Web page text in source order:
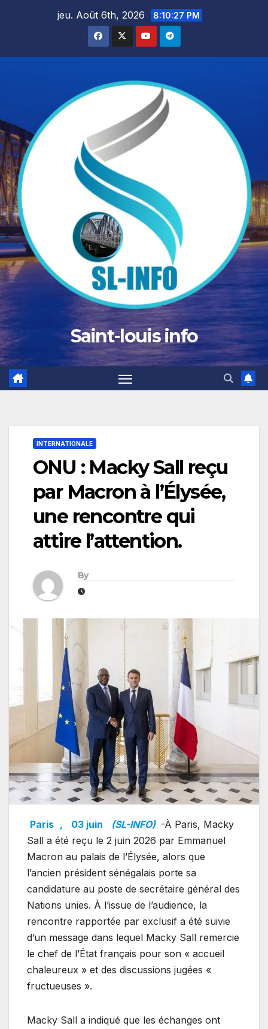
jeu. Août 6th, 2026 8:10:28 PM
Saint-louis info
INTERNATIONALE
ONU : Macky Sall reçu
par Macron à l’Élysée,
une rencontre qui
attire l’attention.
By
Paris , 03 juin (SL-INFO) -À Paris, Macky
Sall a été reçu le 2 juin 2026 par Emmanuel
Macron au palais de l’Élysée, alors que
l’ancien président sénégalais porte sa
candidature au poste de secrétaire général des
Nations unies. À l’issue de l’audience, la
rencontre rapportée par exclusif a été suivie
d’un message dans lequel Macky Sall remercie
le chef de l’État français pour son « accueil
chaleureux » et des discussions jugées «
fructueuses ».
Macky Sall a indiqué que les échanges ont